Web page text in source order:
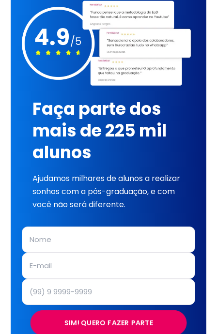
Faça parte dos
mais de 225 mil
alunos
Ajudamos milhares de alunos a realizar
sonhos com a pós-graduação, e com
você não será diferente.
SIM! QUERO FAZER PARTE